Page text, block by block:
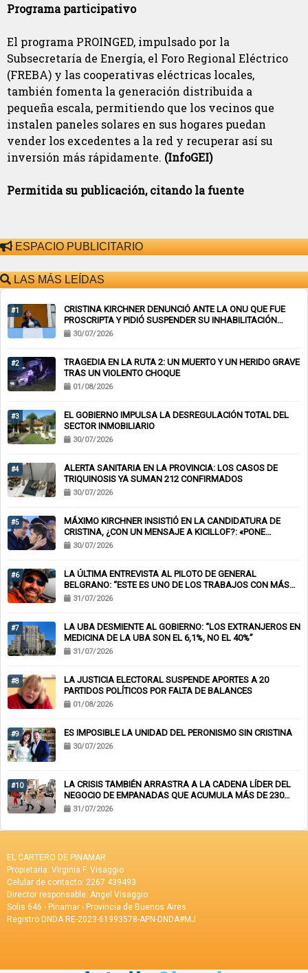
Programa participativo
El programa PROINGED, impulsado por la
Subsecretaría de Energía, el Foro Regional Eléctrico
(FREBA) y las cooperativas eléctricas locales,
también fomenta la generación distribuida a
pequeña escala, permitiendo que los vecinos que
instalen paneles solares en sus hogares puedan
vender los excedentes a la red y recuperar así su
inversión más rápidamente. (InfoGEI)
Permitida su publicación, citando la fuente
ESPACIO PUBLICITARIO
LAS MÁS LEÍDAS
#1
CRISTINA KIRCHNER DENUNCIÓ ANTE LA ONU QUE FUE
PROSCRIPTA Y PIDIÓ SUSPENDER SU INHABILITACIÓN
PERPETUA
30/07/2026
#2
TRAGEDIA EN LA RUTA 2: UN MUERTO Y UN HERIDO GRAVE
TRAS UN VIOLENTO CHOQUE
01/08/2026
#3
EL GOBIERNO IMPULSA LA DESREGULACIÓN TOTAL DEL
SECTOR INMOBILIARIO
30/07/2026
#4
ALERTA SANITARIA EN LA PROVINCIA: LOS CASOS DE
TRIQUINOSIS YA SUMAN 212 CONFIRMADOS
30/07/2026
#5
MÁXIMO KIRCHNER INSISTIÓ EN LA CANDIDATURA DE
CRISTINA, ¿CON UN MENSAJE A KICILLOF?: «PONE
NERVIOSOS A MUCHOS»
30/07/2026
#6
LA ÚLTIMA ENTREVISTA AL PILOTO DE GENERAL
BELGRANO: “ESTE ES UNO DE LOS TRABAJOS CON MÁS
RIESGO”
31/07/2026
#7
LA UBA DESMIENTE AL GOBIERNO: “LOS EXTRANJEROS EN
MEDICINA DE LA UBA SON EL 6,1%, NO EL 40%”
31/07/2026
#8
LA JUSTICIA ELECTORAL SUSPENDE APORTES A 20
PARTIDOS POLÍTICOS POR FALTA DE BALANCES
01/08/2026
#9 ES IMPOSIBLE LA UNIDAD DEL PERONISMO SIN CRISTINA
30/07/2026
#10
LA CRISIS TAMBIÉN ARRASTRA A LA CADENA LÍDER DEL
NEGOCIO DE EMPANADAS QUE ACUMULA MÁS DE 230
CHEQUES RECHAZADOS Y PONE EN RIESGO CIENTOS DE
31/07/2026
EL CARTERO DE PINAMAR
Propietaria: Virginia F. Visaggio
Celular de contacto: 2267 439493
Director responsable: Angel Visaggio
Solis 646 - Pinamar - Provincia de Buenos Aires
Registro DNDA RE-2023-61993578-APN-DNDA#MJ